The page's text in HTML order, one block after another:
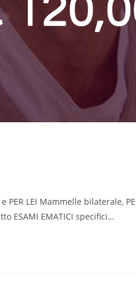
LEI Mammelle bilaterale,
ESAMI EMATICI specifici…